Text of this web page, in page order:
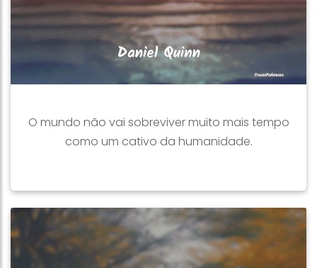
O mundo não vai sobreviver muito mais tempo
como um cativo da humanidade.